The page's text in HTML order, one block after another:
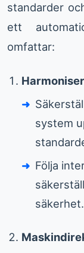
standarder
ett
omfattar:
system
Följa
säkerhet.